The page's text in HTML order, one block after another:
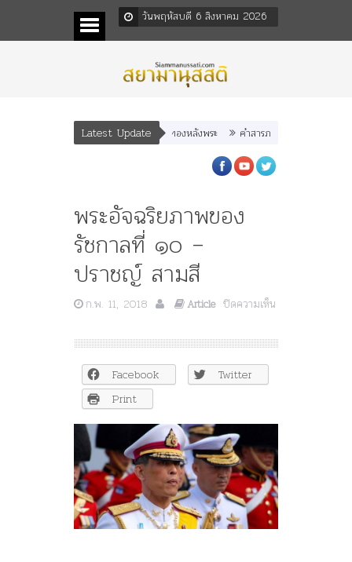
วันพฤหัสบดี 6 สิงหาคม 2026
Latest Update
พระราชมารดา ผู้ทรงปิดทองหลังพระ คำสารภาพของอดีตคณะราษฎร หลัง
พระอัจฉริยภาพของ
รัชกาลที่ ๑๐ –
ปราชญ์ สามสี
ก.พ. 11, 2018 Article ปิดความเห็น
พระ
อัจฉ
ริย
ภาพ
ของ
รัชกาล
ที่
–
ปราชญ์
สาม
สี
Facebook
Twitter
Print